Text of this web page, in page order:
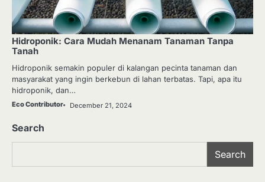
Hidroponik: Cara Mudah Menanam Tanaman Tanpa
Tanah
Hidroponik semakin populer di kalangan pecinta tanaman dan
masyarakat yang ingin berkebun di lahan terbatas. Tapi, apa itu
hidroponik, dan…
Eco Contributor December 21, 2024
Search
Search